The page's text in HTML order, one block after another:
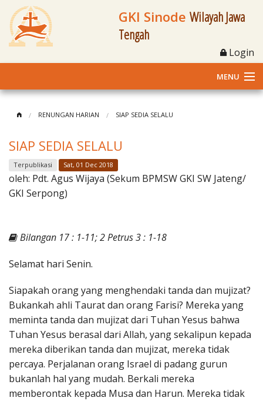
GKI Sinode Wilayah Jawa
Tengah
Login
MENU
Klasis dan Jemaat
Berita Kegiatan
Materi
RENUNGAN HARIAN SIAP SEDIA SELALU
SIAP SEDIA SELALU
Terpublikasi Sat, 01 Dec 2018
oleh: Pdt. Agus Wijaya (Sekum BPMSW GKI SW Jateng/
GKI Serpong)
Bilangan 17 : 1-11; 2 Petrus 3 : 1-18
Selamat hari Senin.
Siapakah orang yang menghendaki tanda dan mujizat?
Bukankah ahli Taurat dan orang Farisi? Mereka yang
meminta tanda dan mujizat dari Tuhan Yesus bahwa
Tuhan Yesus berasal dari Allah, yang sekalipun kepada
mereka diberikan tanda dan mujizat, mereka tidak
percaya. Perjalanan orang Israel di padang gurun
bukanlah hal yang mudah. Berkali mereka
memberontak kepada Musa dan Harun. Mereka tidak